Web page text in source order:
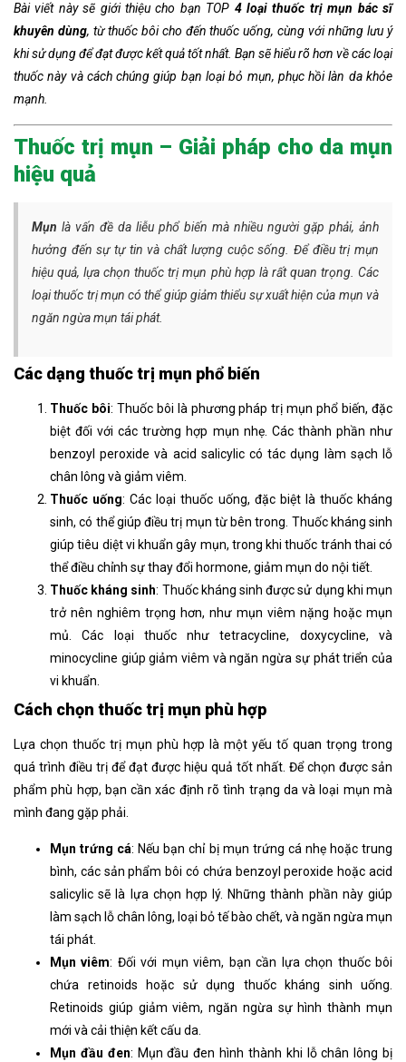
Bài viết này sẽ giới thiệu cho bạn TOP 4 loại thuốc trị mụn bác sĩ
khuyên dùng, từ thuốc bôi cho đến thuốc uống, cùng với những lưu ý
khi sử dụng để đạt được kết quả tốt nhất. Bạn sẽ hiểu rõ hơn về các loại
thuốc này và cách chúng giúp bạn loại bỏ mụn, phục hồi làn da khỏe
mạnh.
Thuốc trị mụn – Giải pháp cho da mụn
hiệu quả
Mụn là vấn đề da liễu phổ biến mà nhiều người gặp phải, ảnh
hưởng đến sự tự tin và chất lượng cuộc sống. Để điều trị mụn
hiệu quả, lựa chọn thuốc trị mụn phù hợp là rất quan trọng. Các
loại thuốc trị mụn có thể giúp giảm thiểu sự xuất hiện của mụn và
ngăn ngừa mụn tái phát.
Các dạng thuốc trị mụn phổ biến
Thuốc bôi: Thuốc bôi là phương pháp trị mụn phổ biến, đặc
biệt đối với các trường hợp mụn nhẹ. Các thành phần như
benzoyl peroxide và acid salicylic có tác dụng làm sạch lỗ
chân lông và giảm viêm.
Thuốc uống: Các loại thuốc uống, đặc biệt là thuốc kháng
sinh, có thể giúp điều trị mụn từ bên trong. Thuốc kháng sinh
giúp tiêu diệt vi khuẩn gây mụn, trong khi thuốc tránh thai có
thể điều chỉnh sự thay đổi hormone, giảm mụn do nội tiết.
Thuốc kháng sinh: Thuốc kháng sinh được sử dụng khi mụn
trở nên nghiêm trọng hơn, như mụn viêm nặng hoặc mụn
mủ. Các loại thuốc như tetracycline, doxycycline, và
minocycline giúp giảm viêm và ngăn ngừa sự phát triển của
vi khuẩn.
Cách chọn thuốc trị mụn phù hợp
Lựa chọn thuốc trị mụn phù hợp là một yếu tố quan trọng trong
quá trình điều trị để đạt được hiệu quả tốt nhất. Để chọn được sản
phẩm phù hợp, bạn cần xác định rõ tình trạng da và loại mụn mà
mình đang gặp phải.
Mụn trứng cá: Nếu bạn chỉ bị mụn trứng cá nhẹ hoặc trung
bình, các sản phẩm bôi có chứa benzoyl peroxide hoặc acid
salicylic sẽ là lựa chọn hợp lý. Những thành phần này giúp
làm sạch lỗ chân lông, loại bỏ tế bào chết, và ngăn ngừa mụn
tái phát.
Mụn viêm: Đối với mụn viêm, bạn cần lựa chọn thuốc bôi
chứa retinoids hoặc sử dụng thuốc kháng sinh uống.
Retinoids giúp giảm viêm, ngăn ngừa sự hình thành mụn
mới và cải thiện kết cấu da.
Mụn đầu đen: Mụn đầu đen hình thành khi lỗ chân lông bị